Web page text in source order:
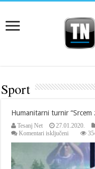
Sport
Humanitarni turnir “Srcem
Tesanj Net 27.01.2020.
Komentari isključeni
turnir
“Srcem
za